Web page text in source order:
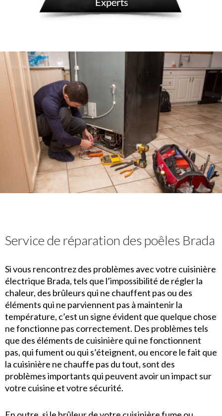
Service de réparation des poêles Brada
Si vous rencontrez des problèmes avec votre cuisinière
électrique Brada, tels que l’impossibilité de régler la
chaleur, des brûleurs qui ne chauffent pas ou des
éléments qui ne parviennent pas à maintenir la
température, c’est un signe évident que quelque chose
ne fonctionne pas correctement. Des problèmes tels
que des éléments de cuisinière qui ne fonctionnent
pas, qui fument ou qui s’éteignent, ou encore le fait que
la cuisinière ne chauffe pas du tout, sont des
problèmes importants qui peuvent avoir un impact sur
votre cuisine et votre sécurité.